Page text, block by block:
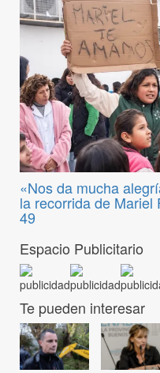
«Nos da mucha
la recorrida de Mariel
49
Espacio Publicitario
Te pueden interesar